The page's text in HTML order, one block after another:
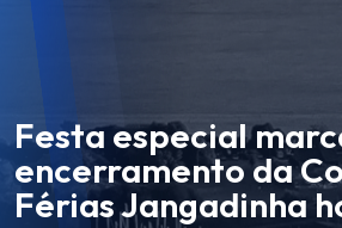
Festa especial
encerramento da
Férias Jangadinha